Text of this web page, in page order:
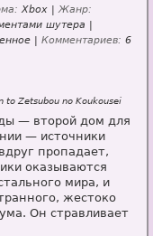
Xbox |Жанр:
шутера |
| Комментариев: 6
to Zetsubou no Koukousei
— второй дом для
— источники
пропадает,
оказываются
мира, и
жестоко
Он стравливает